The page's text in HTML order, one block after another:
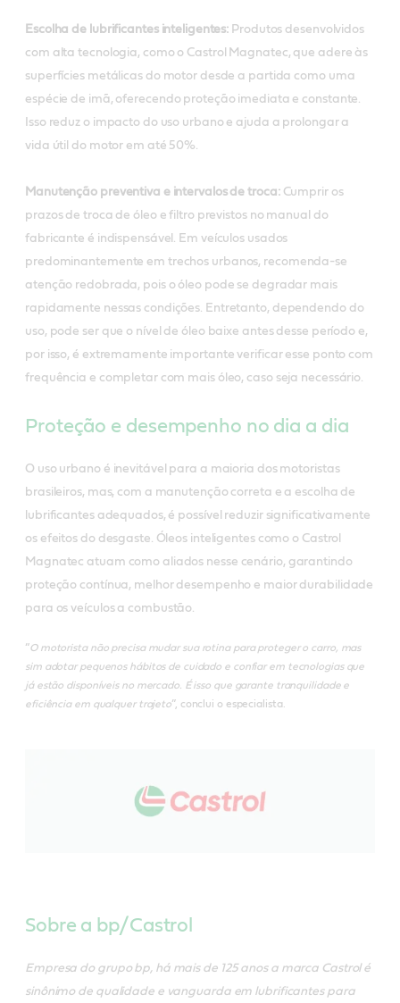
Escolha de lubrificantes inteligentes: Produtos desenvolvidos
com alta tecnologia, como o Castrol Magnatec, que adere às
superfícies metálicas do motor desde a partida como uma
espécie de imã, oferecendo proteção imediata e constante.
Isso reduz o impacto do uso urbano e ajuda a prolongar a
vida útil do motor em até 50%.
Manutenção preventiva e intervalos de troca:Cumprir os
prazos de troca de óleo e filtro previstos no manual do
fabricante é indispensável. Em veículos usados
predominantemente em trechos urbanos, recomenda-se
atenção redobrada, pois o óleo pode se degradar mais
rapidamente nessas condições. Entretanto, dependendo do
uso, pode ser que o nível de óleo baixe antes desse período e,
por isso, é extremamente importante verificar esse ponto com
frequência e completar com mais óleo, caso seja necessário.
Proteção e desempenho no dia a dia
O uso urbano é inevitável para a maioria dos motoristas
brasileiros, mas, com a manutenção correta e a escolha de
lubrificantes adequados, é possível reduzir significativamente
os efeitos do desgaste. Óleos inteligentes como o Castrol
Magnatec atuam como aliados nesse cenário, garantindo
proteção contínua, melhor desempenho e maior durabilidade
para os veículos a combustão.
“O motorista não precisa mudar sua rotina para proteger o carro, mas
sim adotar pequenos hábitos de cuidado e confiar em tecnologias que
já estão disponíveis no mercado. É isso que garante tranquilidade e
eficiência em qualquer trajeto”, conclui o especialista.
Sobre a bp/Castrol
Empresa do grupo bp, há mais de 125 anos a marca Castrol é
sinônimo de qualidade e vanguarda em lubrificantes para